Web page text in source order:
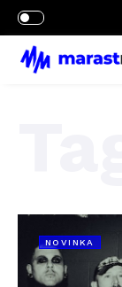
NOVINKA